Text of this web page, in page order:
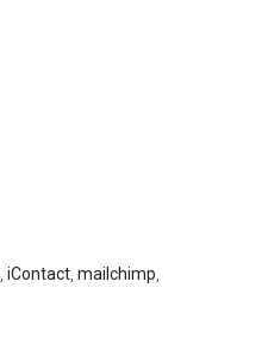
,iContact,mailchimp,